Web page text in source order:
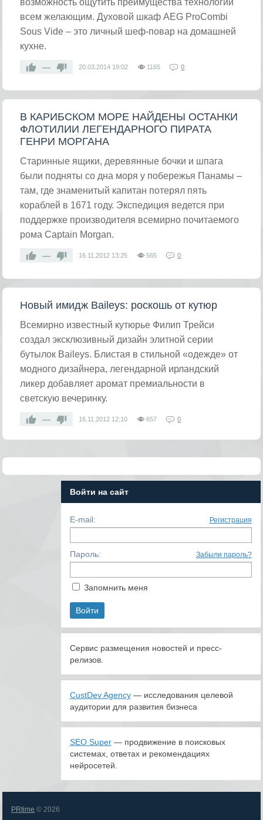
возможность ощутить преимущества технологии
всем желающим. Духовой шкаф AEG ProCombi
Sous Vide – это личный шеф-повар на домашней
кухне.
— 20.03.2014 19:02 1165 0
В КАРИБСКОМ МОРЕ НАЙДЕНЫ ОСТАНКИ
ФЛОТИЛИИ ЛЕГЕНДАРНОГО ПИРАТА
ГЕНРИ МОРГАНА
Старинные ящики, деревянные бочки и шпага
были подняты со дна моря у побережья Панамы –
там, где знаменитый капитан потерял пять
кораблей в 1671 году. Экспедиция ведется при
поддержке производителя всемирно почитаемого
рома Captain Morgan.
— 16.11.2012 13:25 565 0
Новый имидж Baileys: роскошь от кутюр
Всемирно известный кутюрье Филип Трейси
создал эксклюзивный дизайн элитной серии
бутылок Baileys. Блистая в стильной «одежде» от
модного дизайнера, легендарной ирландский
ликер добавляет аромат премиальности в
светскую вечеринку.
— 16.11.2012 12:10 657 0
Войти на сайт
E-mail: Регистрация
Пароль: Забыли пароль?
Запомнить меня
Сервис размещения новостей и пресс-
релизов.
CustDev Agency— исследования целевой
аудитории для развития бизнеса
SEO Super— продвижение в поисковых
системах, ответах и рекомендациях
нейросетей.
PRtime © 2026